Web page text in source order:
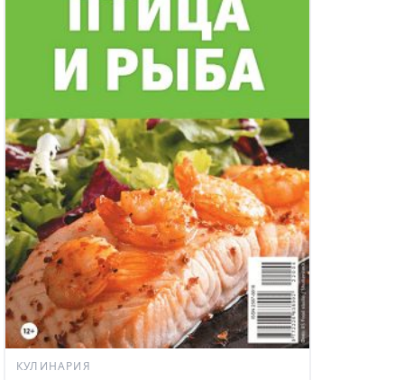
КУЛИНАРИЯ